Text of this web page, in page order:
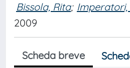
Bissola, Rita;
2009
Scheda breve